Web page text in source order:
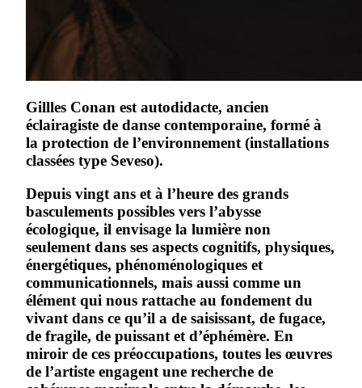
Gillles Conan est autodidacte, ancien
éclairagiste de danse contemporaine, formé à
la protection de l’environnement (installations
classées type Seveso).
Depuis vingt ans et à l’heure des grands
basculements possibles vers l’abysse
écologique, il envisage la lumière non
seulement dans ses aspects cognitifs, physiques,
énergétiques, phénoménologiques et
communicationnels, mais aussi comme un
élément qui nous rattache au fondement du
vivant dans ce qu’il a de saisissant, de fugace,
de fragile, de puissant et d’éphémère. En
miroir de ces préoccupations, toutes les œuvres
de l’artiste engagent une recherche de